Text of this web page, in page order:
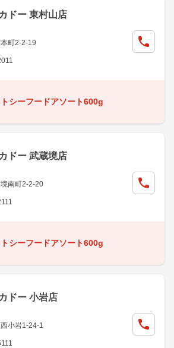
ドー 東村山店
町2-2-19
シーフードアソート600g
ドー 武蔵境店
南町2-2-20
シーフードアソート600g
ドー 小岩店
小岩1-24-1